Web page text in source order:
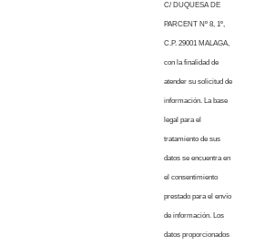
C/ DUQUESA DE
PARCENT Nº 8, 1º,
C.P. 29001 MALAGA,
con la finalidad de
atender su solicitud de
información. La base
legal para el
tratamiento de sus
datos se encuentra en
el consentimiento
prestado para el envío
de información. Los
datos proporcionados